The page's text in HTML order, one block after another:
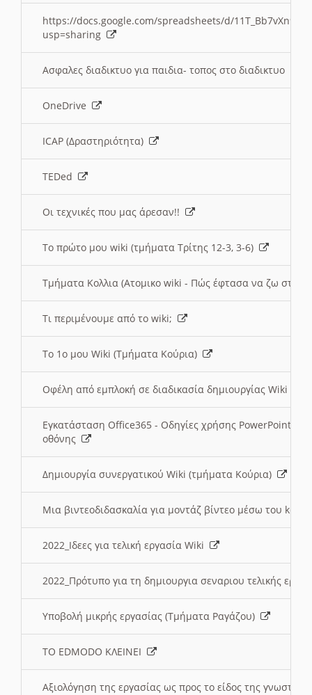
https://docs.google.com/spreadsheets/d/
usp=sharing
Ασφαλες διαδικτυο για παιδια- τοπος στο διαδικτυο
OneDrive
ICAP (Δραστηριότητα)
TEDed
Οι τεχνικές που μας άρεσαν!!
Το πρώτο μου wiki (τμήματα Τρίτης 12-3, 3-6)
Τμήματα Κολλια (Ατομικο wiki - Πώς έφτασα να ζω στην
Τι περιμένουμε από το wiki;
Το 1ο μου Wiki (Τμήματα Κούρια)
Οφέλη από εμπλοκή σε διαδικασία δημιουργίας Wiki
Εγκατάσταση Office365 - Οδηγίες χρήσης PowerPoint
οθόνης
Δημιουργία συνεργατικού Wiki (τμήματα Κούρια)
Μια βιντεοδιδασκαλία για μοντάζ βίντεο μέσω του
2022_Ιδεες για τελική εργασία Wiki
2022_Πρότυπο για τη δημιουργια σεναριου τελικής
Υποβολή μικρής εργασίας (Τμήματα Ραγάζου)
ΤΟ EDMODO ΚΛΕΙΝΕΙ
Αξιολόγηση της εργασίας ως προς το είδος της